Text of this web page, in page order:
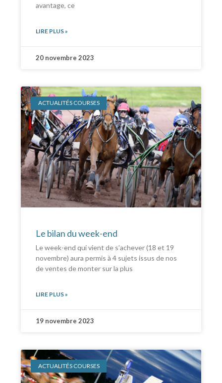
avantage, ce
LIRE PLUS »
20 novembre 2023
ACTUALITÉS COURSES
Le bilan du week-end
Le week-end qui vient de s’achever (18 et 19
novembre) aura permis à 4 sujets issus de nos
de ventes de monter sur la plus
LIRE PLUS »
19 novembre 2023
ACTUALITÉS COURSES